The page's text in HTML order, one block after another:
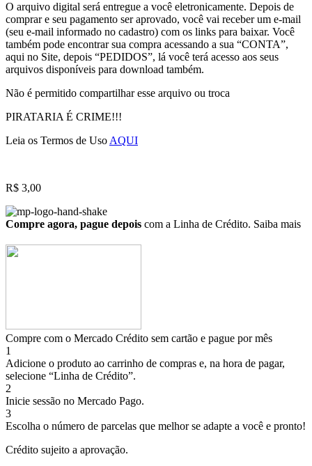
O arquivo digital será entregue a você eletronicamente. Depois de
comprar e seu pagamento ser aprovado, você vai receber um e-mail
(seu e-mail informado no cadastro) com os links para baixar. Você
também pode encontrar sua compra acessando a sua “CONTA”,
aqui no Site, depois “PEDIDOS”, lá você terá acesso aos seus
arquivos disponíveis para download também.
Não é permitido compartilhar esse arquivo ou troca
PIRATARIA É CRIME!!!
Leia os Termos de Uso AQUI
R$ 3,00
Compre agora, pague depois com a Linha de Crédito. Saiba mais
Compre com o Mercado Crédito sem cartão e pague por mês
1
Adicione o produto ao carrinho de compras e, na hora de pagar,
selecione “Linha de Crédito”.
2
Inicie sessão no Mercado Pago.
3
Escolha o número de parcelas que melhor se adapte a você e pronto!
Crédito sujeito a aprovação.